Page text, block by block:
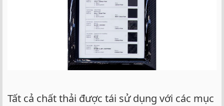
Tất cả chất thải được tái sử dụng với các mục